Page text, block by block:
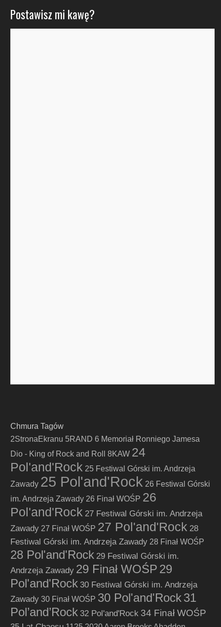
Postawisz mi kawę?
Chmura Tagów
2StronaEkranu 5RAND 6 Memoriał Ronniego Jamesa
Dio - King of Rock and Roll
8KAW 24
Pol'and'Rock 25 Festiwal Górski im. Andrzeja
Zawady 25 Pol'and'Rock 26 Festiwal Górski
im. Andrzeja Zawady 26 Finał WOŚP 26
Pol'and'Rock 27 Festiwal Górski im. Andrzeja
Zawady 27 Finał WOŚP 27 Pol'and'Rock 28
Festiwal Górski im. Andrzeja Zawady 28 Finał WOŚP
28 Pol'and'Rock 29 Festiwal Górski im.
Andrzeja Zawady 29 Finał WOŚP 29
Pol'and'Rock 30 Festiwal Górski im. Andrzeja
Zawady 30 Finał WOŚP 30 Pol'and'Rock31
Pol’and’Rock 32 Pol'and'Rock 34 Finał WOŚP